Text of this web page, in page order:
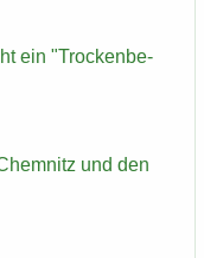
ein "Tro­cken­be­
und den